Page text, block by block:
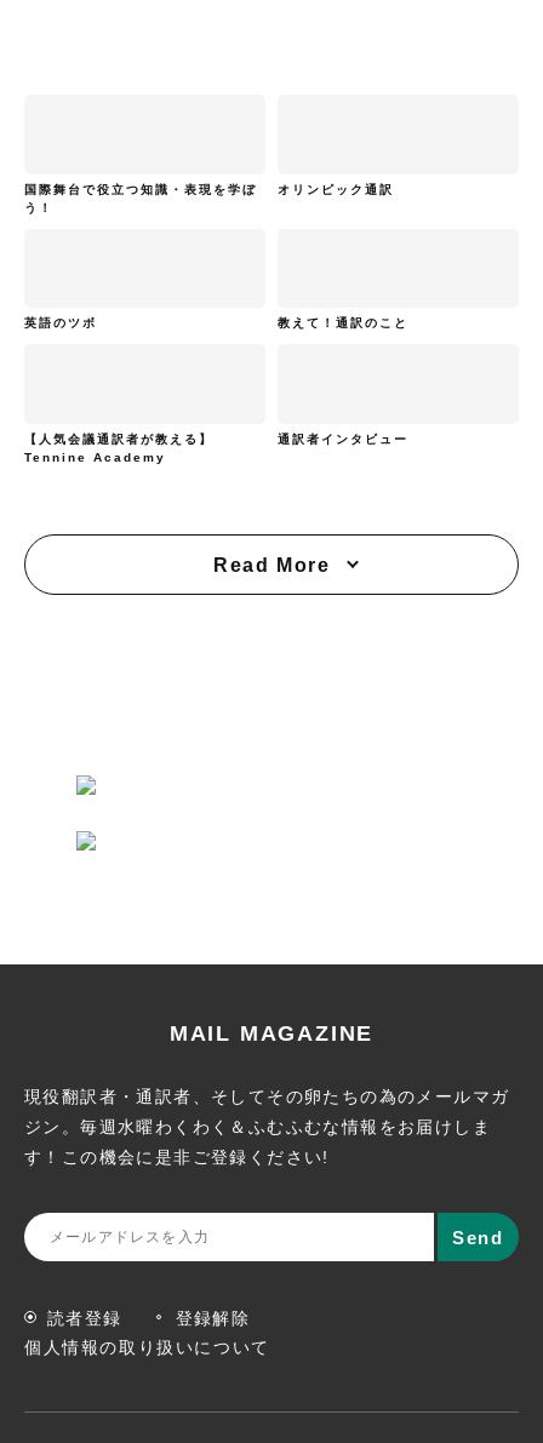
国際舞台で役立つ知識・表現を学ぼ
う！
オリンピック通訳
英語のツボ 教えて！通訳のこと
【人気会議通訳者が教える】
Tennine Academy
通訳者インタビュー
Read More
MAIL MAGAZINE
現役翻訳者・通訳者、そしてその卵たちの為のメールマガ
ジン。毎週水曜わくわく＆ふむふむな情報をお届けしま
す！この機会に 是非ご登録ください!
読者登録
登録解除
個人情報の取り扱いについて